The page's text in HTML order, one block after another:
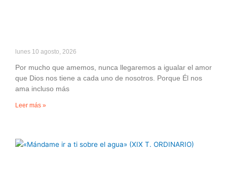
lunes 10 agosto, 2026
Por mucho que amemos, nunca llegaremos a igualar el amor
que Dios nos tiene a cada uno de nosotros. Porque Él nos
ama incluso más
Leer más »